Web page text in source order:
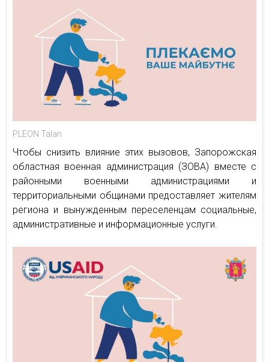
PLEON Talan
Чтобы снизить влияние этих вызовов, Запорожская
областная военная администрация (ЗОВА) вместе с
районными военными администрациями и
территориальными общинами предоставляет жителям
региона и вынужденным переселенцам социальные,
административные и информационные услуги.